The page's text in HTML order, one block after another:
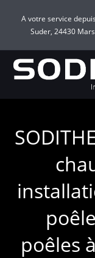
A votre service
Suder, 24430
poêles